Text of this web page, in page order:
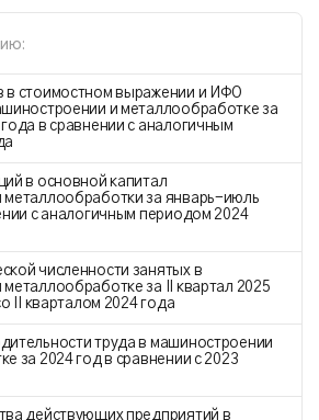
в стоимостном выражении и ИФО
и металлообработке за
в сравнении с аналогичным
в основной капитал
за январь-июль
с аналогичным периодом 2024
численности занятых в
за II квартал 2025
II кварталом 2024 года
труда в машиностроении
за 2024 год в сравнении с 2023
действующих предприятий в